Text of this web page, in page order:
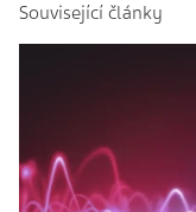
Související články